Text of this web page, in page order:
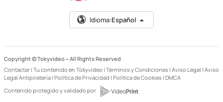
Idioma:Español
Copyright © Tokyvideo – All Rights Reserved
Contactar | Tu contenido en Tokyvideo | Términos y Condiciones | Aviso Legal | Aviso
Legal Antipiratería | Política de Privacidad | Política de Cookies | DMCA
Contenido protegido y validado por